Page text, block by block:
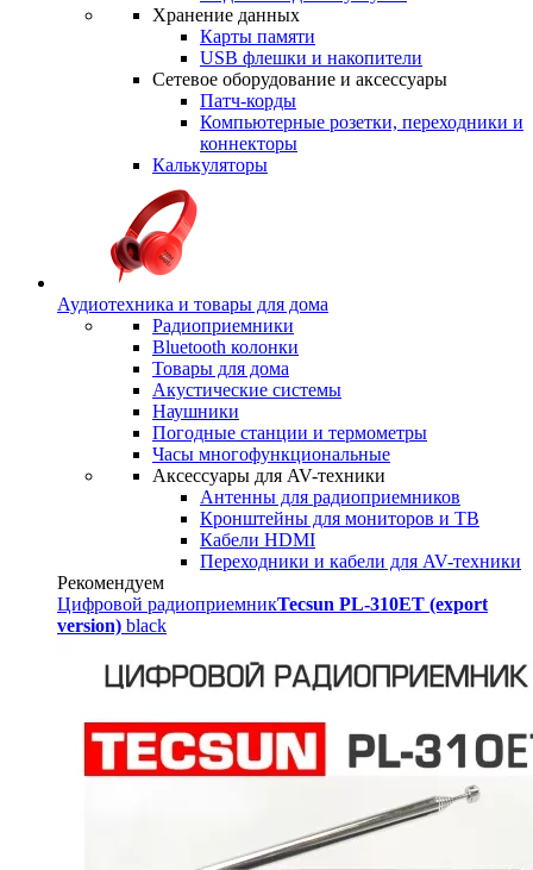
Хранение данных
Карты памяти
USB флешки и накопители
Сетевое оборудование и аксессуары
Патч-корды
Компьютерные розетки, переходники и
коннекторы
Калькуляторы
Аудиотехника и товары для дома
Радиоприемники
Bluetooth колонки
Товары для дома
Акустические системы
Наушники
Погодные станции и термометры
Часы многофункциональные
Аксессуары для AV-техники
Антенны для радиоприемников
Кронштейны для мониторов и ТВ
Кабели HDMI
Переходники и кабели для AV-техники
Рекомендуем
Цифровой радиоприемникTecsun PL-310ET (export
version) black